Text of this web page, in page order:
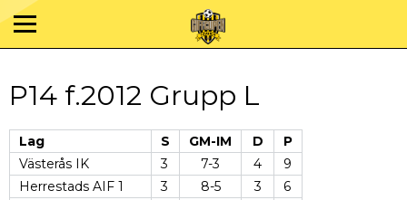
P14 f.2012 Grupp L
Lag S GM-IM D
P
Västerås IK
3 7-3 4
9
Herrestads AIF 1
3 8-5 3
6